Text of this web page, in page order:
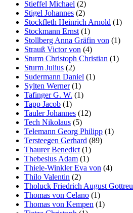
Stieffel Michael (2)
Stigel Johannes (2)
Stockfleth Heinrich Arnold (1)
Stockmann Ernst (1)
Stollberg Anna Gräfin von (1)
Strauß Victor von (4)
Sturm Christoph Christian (1)
Sturm Julius (2)
Sudermann Daniel (1)
Sylten Werner(1)
Tafinger G. W. (1)
Tapp Jacob (1)
Tauler Johannes (12)
Tech Nikolaus (5)
Telemann Georg Philipp (1)
Tersteegen Gerhard (89)
Thaurer Benedict (1)
Thebesius Adam (1)
Thiele-Winkler Eva von (4)
Thilo Valentin (2)
Tholuck Friedrich August Gottreu
Thomas von Celano (1)
Thomas von Kempen (1)